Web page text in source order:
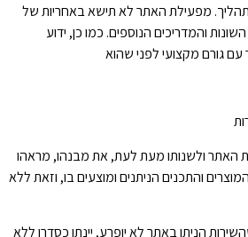
מפעילת האתר לא תישא באחריות של
והמדריכים הנוספים. כמו כן, ידוע
גורם מקצועי לפני שהוא
האתר ולשנותו מעת לעת, את מבנהו, מראהו
והתכנים הניתנים ומוצעים בו, וזאת ללא
הניתן באתר לא יופרע, יינתן כסדרו ללא